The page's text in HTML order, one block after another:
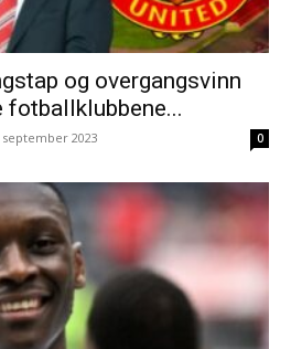
og overgangsvinn
september 2023 0